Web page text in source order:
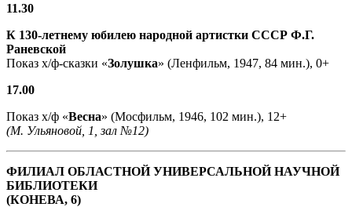
11.30
К 130-летнему юбилею народной артистки СССР Ф.Г.
Раневской
Показ х/ф-сказки «Золушка» (Ленфильм, 1947, 84 мин.), 0+
17.00
Показ х/ф «Весна» (Мосфильм, 1946, 102 мин.), 12+
(М. Ульяновой, 1, зал №12)
ФИЛИАЛ ОБЛАСТНОЙ УНИВЕРСАЛЬНОЙ НАУЧНОЙ
БИБЛИОТЕКИ
(КОНЕВА, 6)